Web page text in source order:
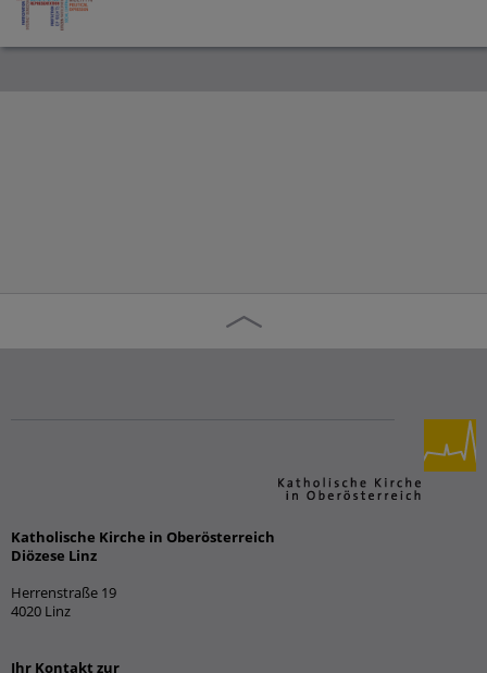
Katholische Kirche in Oberösterreich
Diözese Linz
Herrenstraße 19
4020 Linz
Ihr Kontakt zur